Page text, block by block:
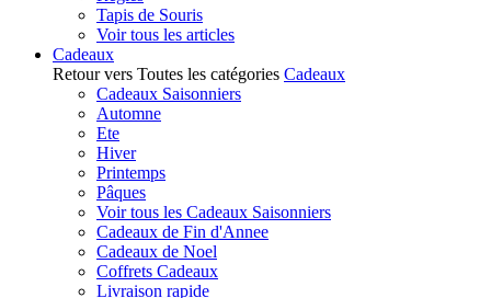
Tapis de Souris
Voir tous les articles
Cadeaux
Retour vers Toutes les catégories Cadeaux
Cadeaux Saisonniers
Automne
Ete
Hiver
Printemps
Pâques
Voir tous les Cadeaux Saisonniers
Cadeaux de Fin d'Annee
Cadeaux de Noel
Coffrets Cadeaux
Livraison rapide